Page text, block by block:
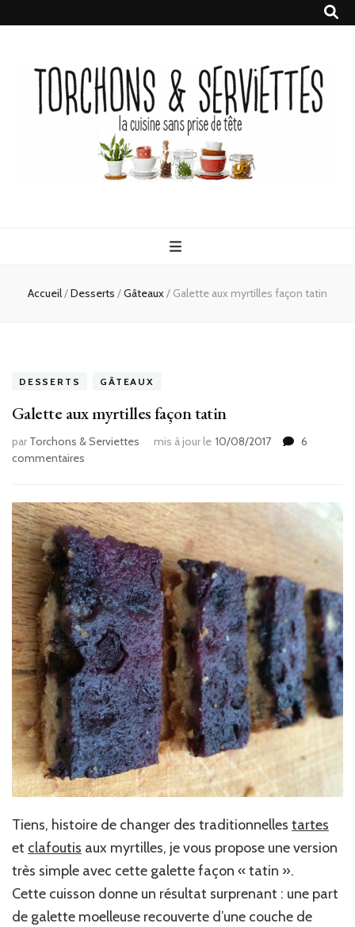
Serviettes
Accueil/Desserts /Gâteaux/ Galette aux myrtilles façon tatin
DESSERTS GÂTEAUX
Galette aux myrtilles façon tatin
par Torchons & Serviettes mis à jour le 10/08/2017
6
commentaires
myrtilles
façon
tatin
Tiens, histoire de changer des traditionnelles tartes
et clafoutis aux myrtilles, je vous propose une version
très simple avec cette galette façon « tatin ».
Cette cuisson donne un résultat surprenant : une part
de galette moelleuse recouverte d’une couche de